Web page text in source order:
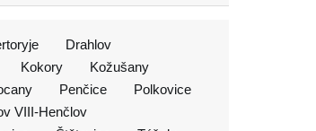
Drahlov
Kokory
Kožušany
Penčice
Polkovice
VIII-Henčlov